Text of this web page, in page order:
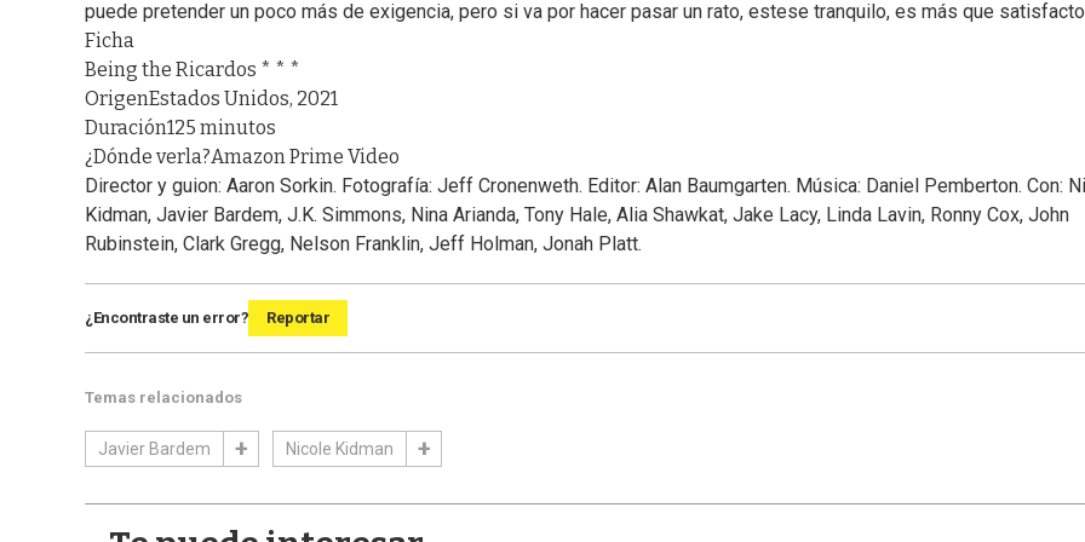
puede pretender un poco más de exigencia, pero si va por hacer pasar un rato, estese tranquilo, es más que
Ficha
Being the Ricardos * * *
OrigenEstados Unidos, 2021
Duración125 minutos
¿Dónde verla?Amazon Prime Video
Director y guion: Aaron Sorkin. Fotografía: Jeff Cronenweth. Editor: Alan Baumgarten. Música: Daniel Pemberton. Con:
Kidman, Javier Bardem, J.K. Simmons, Nina Arianda, Tony Hale, Alia Shawkat, Jake Lacy, Linda Lavin, Ronny Cox, John
Rubinstein, Clark Gregg, Nelson Franklin, Jeff Holman, Jonah Platt.
¿Encontraste un error? Reportar
Temas relacionados
Javier Bardem Nicole Kidman